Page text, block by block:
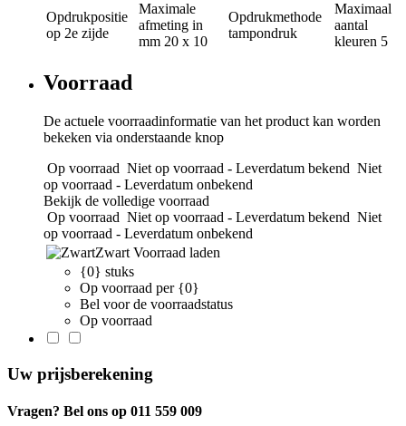
Opdrukpositie
op 2e zijde
Maximale
afmeting in
mm 20 x 10
Opdrukmethode
tampondruk
Maximaal
aantal
kleuren 5
Voorraad
De actuele voorraadinformatie van het product kan worden
bekeken via onderstaande knop
Op voorraad Niet op voorraad - Leverdatum bekend Niet
op voorraad - Leverdatum onbekend
Bekijk de volledige voorraad
Op voorraad Niet op voorraad - Leverdatum bekend Niet
op voorraad - Leverdatum onbekend
Zwart Voorraad laden
{0} stuks
Op voorraad per {0}
Bel voor de voorraadstatus
Op voorraad
Uw prijsberekening
Vragen? Bel ons op 011 559 009